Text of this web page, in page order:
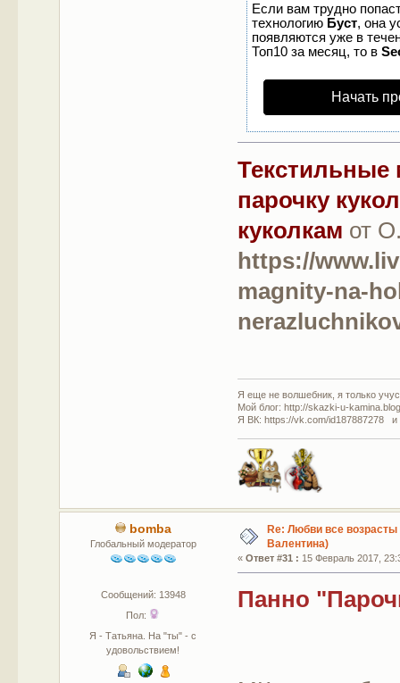
Если вам трудно
технологию Буст, она
появляются уже в
Топ10 за месяц, то в
Начать
парочку
куколкам от
https://
magnity-na-
Я еще не волшебник, я только
Мой блог: http://skazki-u-
Я ВК: https://vk.com/id187887278 и
bomba
Глобальный модератор
Сообщений: 13948
Пол:
Я - Татьяна. На "ты" - с
удовольствием!
Re: Любви все
Валентина)
«Ответ #31 : 15 Февраль 2017,
Панно